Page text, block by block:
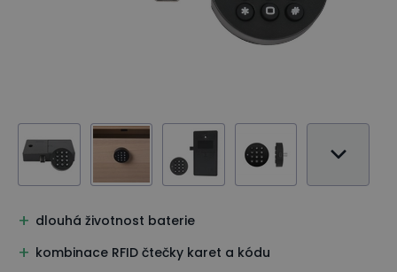
dlouhá životnost baterie
kombinace RFID čtečky karet a kódu